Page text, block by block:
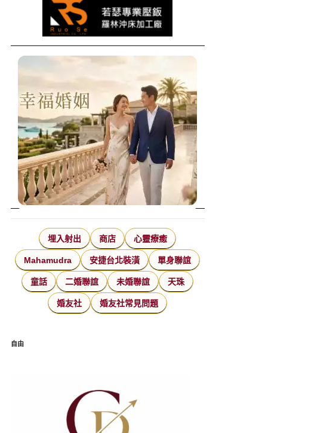
埋入射出 商店 心靈療癒
Mahamudra 安捷台北裝潢 單身聯誼
童話 二婚聯誼 未婚聯誼 天珠
婚友社 婚友社常見問題
自由